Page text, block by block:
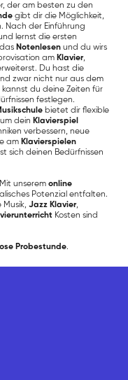
der am besten zu den
gibt dir die Möglichkeit,
Nach der Einführung
lernst die ersten
Notenlesen und du wirs
am Klavier,
Du hast die
zwar nicht nur aus dem
kannst du deine Zeiten für
festlegen.
bietet dir flexible
dein Klavierspiel
verbessern, neue
am Klavierspielen
sich deinen Bedürfnissen
unseremonline
Potenzial entfalten.
Musik,Jazz Klavier,
Kosten sind
Probestunde.